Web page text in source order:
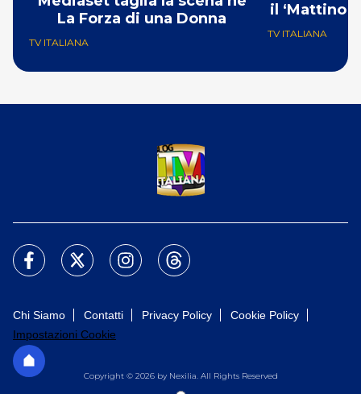
La Forza di una Donna
TV ITALIANA
il ‘Mattino
TV ITALIANA
Chi Siamo Contatti Privacy Policy
Cookie Policy
Impostazioni Cookie
Copyright © 2026 by Nexilia. All Rights Reserved